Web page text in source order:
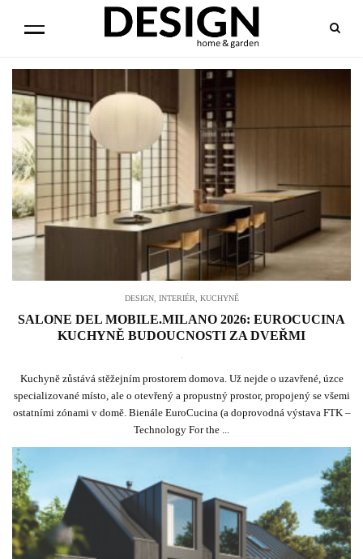
DESIGN, INTERIÉR, KUCHYNĚ
SALONE DEL MOBILE.MILANO 2026: EUROCUCINA
KUCHYNĚ BUDOUCNOSTI ZA DVEŘMI
.
Kuchyně zůstává stěžejním prostorem domova. Už nejde o uzavřené, úzce
specializované místo, ale o otevřený a propustný prostor, propojený se všemi
ostatními zónami v domě. Bienále EuroCucina (a doprovodná výstava FTK –
Technology For the ...